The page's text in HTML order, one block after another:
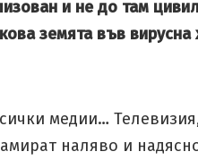
и не до там
земята във
медии…
наляво и